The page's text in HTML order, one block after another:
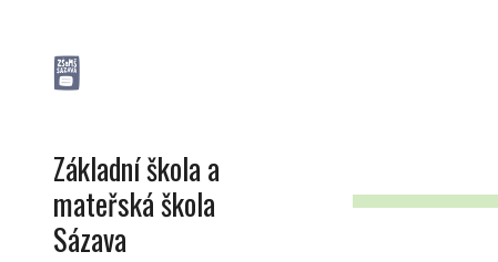
Základní škola a
mateřská škola
Sázava